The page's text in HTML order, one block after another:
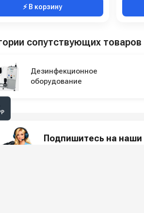
⚡ В корзину
сопутствующих товаров
Дезинфекционное
оборудование
Подпишитесь на наши